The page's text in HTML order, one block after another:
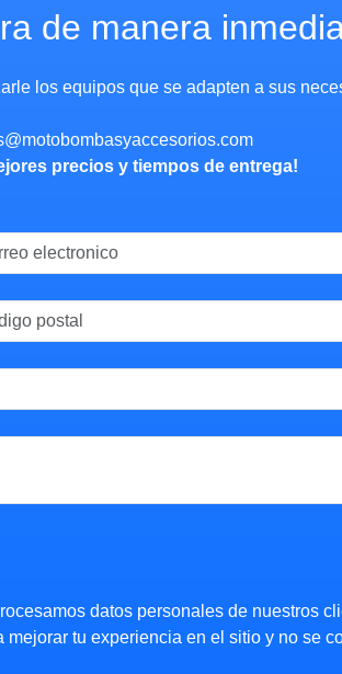
de manera
los equipos que se adapten a sus
precios y tiempos de entrega!
datos personales de nuestros
tu experiencia en el sitio y no se